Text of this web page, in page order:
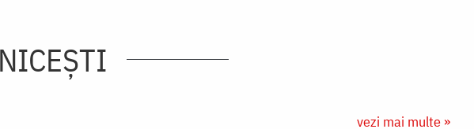
vezi mai multe »